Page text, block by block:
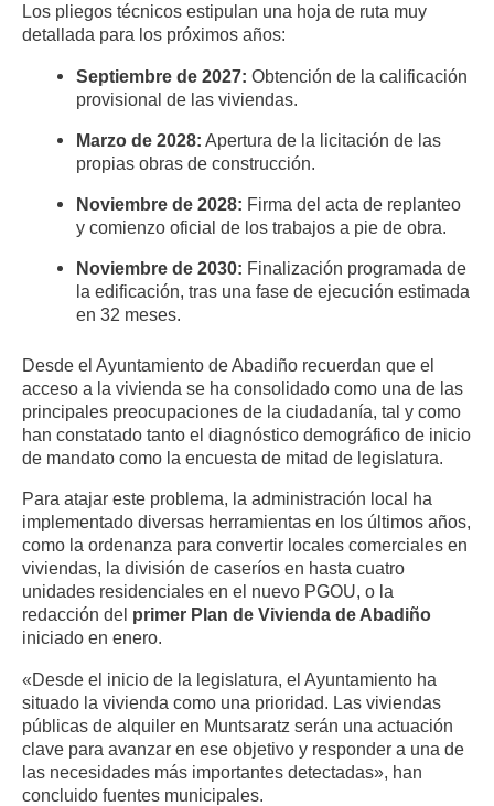
Los pliegos técnicos estipulan una hoja de ruta muy
detallada para los próximos años:
Septiembre de 2027: Obtención de la calificación
provisional de las viviendas.
Marzo de 2028: Apertura de la licitación de las
propias obras de construcción.
Noviembre de 2028: Firma del acta de replanteo
y comienzo oficial de los trabajos a pie de obra.
Noviembre de 2030: Finalización programada de
la edificación, tras una fase de ejecución estimada
en 32 meses.
Desde el Ayuntamiento de Abadiño recuerdan que el
acceso a la vivienda se ha consolidado como una de las
principales preocupaciones de la ciudadanía, tal y como
han constatado tanto el diagnóstico demográfico de inicio
de mandato como la encuesta de mitad de legislatura.
Para atajar este problema, la administración local ha
implementado diversas herramientas en los últimos años,
como la ordenanza para convertir locales comerciales en
viviendas, la división de caseríos en hasta cuatro
unidades residenciales en el nuevo PGOU, o la
redacción del primer Plan de Vivienda de Abadiño
iniciado en enero.
«Desde el inicio de la legislatura, el Ayuntamiento ha
situado la vivienda como una prioridad. Las viviendas
públicas de alquiler en Muntsaratz serán una actuación
clave para avanzar en ese objetivo y responder a una de
las necesidades más importantes detectadas», han
concluido fuentes municipales